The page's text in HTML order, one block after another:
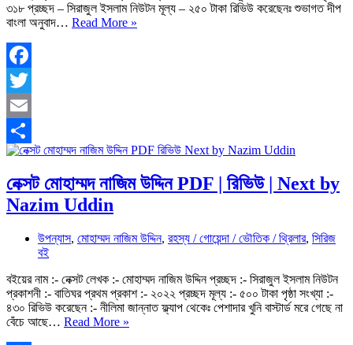
৩১৮ প্রচ্ছদ – সিরাজুল ইসলাম নিউটন মূল্য – ২৫০ টাকা রিভিউ করেছেনঃ শুভাগত দীপ
বাংলা অনুবাদ… Read More »
Nazim
Facebook
Twitter
Email
Share
নেক্সট মোহাম্মদ নাজিম উদ্দিন PDF | রিভিউ | Next by
Nazim Uddin
উপন্যাস, মোহাম্মদ নাজিম উদ্দিন, রহস্য / গোয়েন্দা / ভৌতিক / থ্রিলার, সিরিজ
বই
বইয়ের নাম :- নেক্সট লেখক :- মোহাম্মদ নাজিম উদ্দিন প্রচ্ছদ :- সিরাজুল ইসলাম নিউটন
প্রকাশনী :- বাতিঘর প্রথম প্রকাশ :- ২০২২ প্রচ্ছদ মূল্য :- ৫০০ টাকা পৃষ্ঠা সংখ্যা :-
৪৩০ রিভিউ করেছেন :- নীলিমা জান্নাত ফ্ল্যাপ থেকেঃ পেশাদার খুনি বাস্টার্ড মরে গেছে না
বেঁচে আছে… Read More »